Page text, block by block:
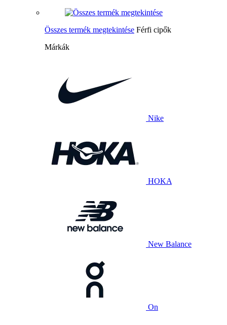
Összes termék megtekintése Férfi cipők
Márkák
Nike
HOKA
New Balance
On